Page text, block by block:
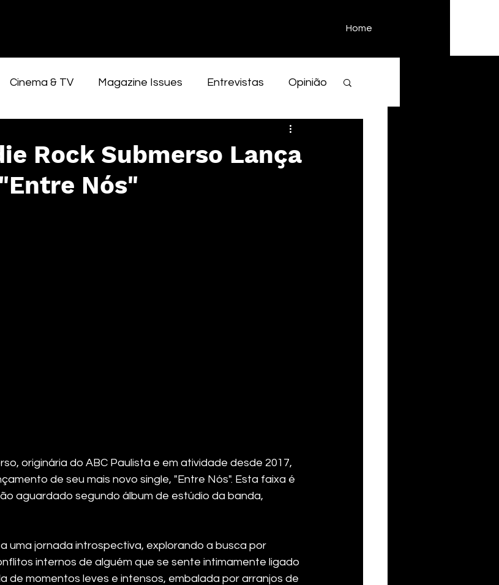
Home
Cinema & TV Magazine Issues Entrevistas Opinião
Rock Submerso Lança
Nós"
originária do ABC Paulista e em atividade desde 2017,
de seu mais novo single, "Entre Nós". Esta faixa é
aguardado segundo álbum de estúdio da banda,
uma jornada introspectiva, explorando a busca por
internos de alguém que se sente intimamente ligado
de momentos leves e intensos, embalada por arranjos de